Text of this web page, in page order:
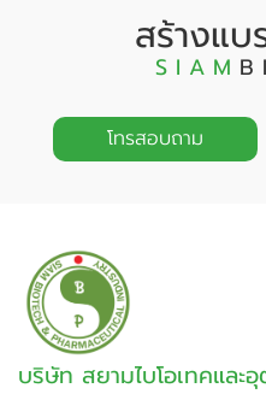
สร้างแ
S I A M B
โทรสอบถาม
บริษัท สยามไบโอเทคและ